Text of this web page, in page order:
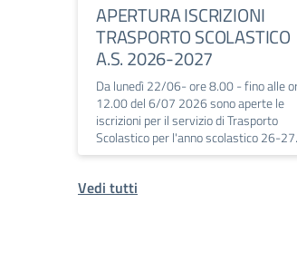
APERTURA ISCRIZIONI
TRASPORTO SCOLASTICO
A.S. 2026-2027
Da lunedì 22/06- ore 8.00 - fino alle
12.00 del 6/07 2026 sono aperte le
iscrizioni per il servizio di Trasporto
Scolastico per l'anno scolastico 26-27.
Vedi tutti